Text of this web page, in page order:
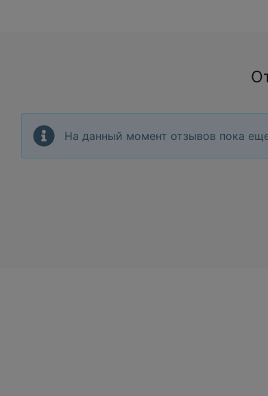
На данный момент отзывов пока